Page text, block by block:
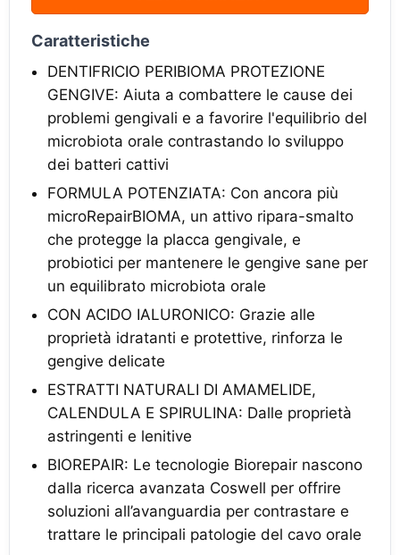
Caratteristiche
DENTIFRICIO PERIBIOMA PROTEZIONE
GENGIVE: Aiuta a combattere le cause dei
problemi gengivali e a favorire l'equilibrio del
microbiota orale contrastando lo sviluppo
dei batteri cattivi
FORMULA POTENZIATA: Con ancora più
microRepairBIOMA, un attivo ripara-smalto
che protegge la placca gengivale, e
probiotici per mantenere le gengive sane per
un equilibrato microbiota orale
CON ACIDO IALURONICO: Grazie alle
proprietà idratanti e protettive, rinforza le
gengive delicate
ESTRATTI NATURALI DI AMAMELIDE,
CALENDULA E SPIRULINA: Dalle proprietà
astringenti e lenitive
BIOREPAIR: Le tecnologie Biorepair nascono
dalla ricerca avanzata Coswell per offrire
soluzioni all’avanguardia per contrastare e
trattare le principali patologie del cavo orale